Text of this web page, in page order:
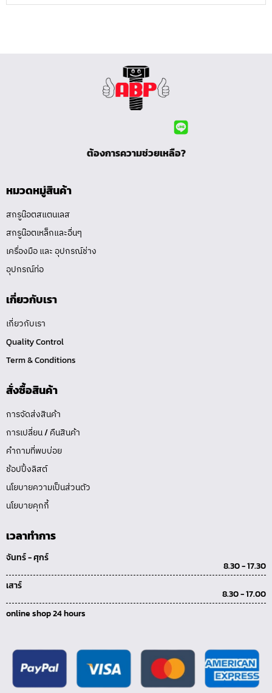
ต้องการความช่วยเหลือ?
หมวดหมู่สินค้า
สกรูน๊อตสแตนเลส
สกรูน๊อตเหล็กและอื่นๆ
เครื่องมือ และ อุปกรณ์ช่าง
อุปกรณ์ท่อ
เกี่ยวกับเรา
เกี่ยวกับเรา
Quality Control
Term & Conditions
สั่งซื้อสินค้า
การจัดส่งสินค้า
การเปลี่ยน / คืนสินค้า
คำถามที่พบบ่อย
ช้อปปิ้งลิสต์
นโยบายความเป็นส่วนตัว
นโยบายคุกกี้
เวลาทำการ
จันทร์ - ศุกร์
8.30 - 17.30
เสาร์
8.30 - 17.00
online shop 24 hours